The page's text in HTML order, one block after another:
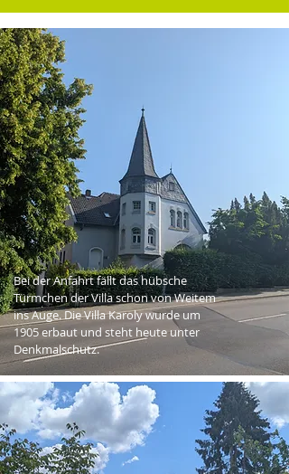
Bei der Anfahrt fällt das hübsche
Türmchen der Villa schon von Weitem
ins Auge. Die Villa Karoly wurde um
1905 erbaut und steht heute unter
Denkmalschutz.